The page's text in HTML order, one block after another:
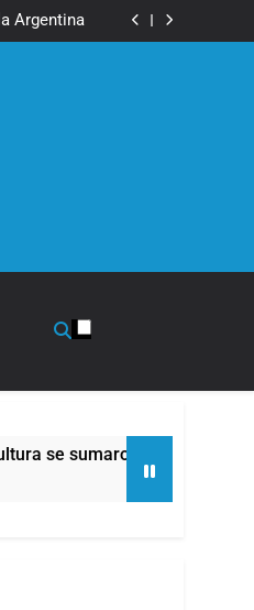
Argentina
contra la
Argentina
contra la
acciones
puntos
a la marcha frente al